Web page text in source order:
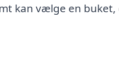
kan vælge en buket,